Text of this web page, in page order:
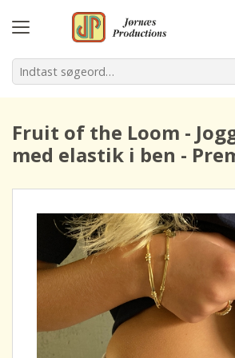
Fruit of the Loom -
med elastik i ben -